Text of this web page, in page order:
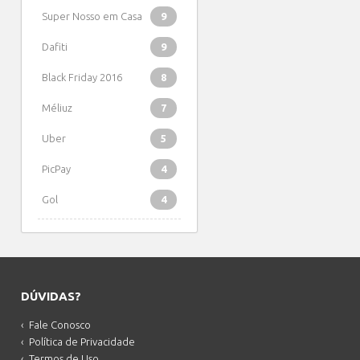
Super Nosso em Casa 9
Dafiti 9
Black Friday 2016 8
Méliuz 7
Uber 5
PicPay 4
Gol 4
DÚVIDAS?
Fale Conosco
Política de Privacidade